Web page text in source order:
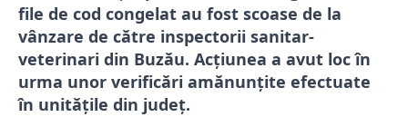
file de cod congelat au fost scoase de la
vânzare de către inspectorii sanitar-
veterinari din Buzău. Acțiunea a avut loc în
urma unor verificări amănunțite efectuate
în unitățile din județ.